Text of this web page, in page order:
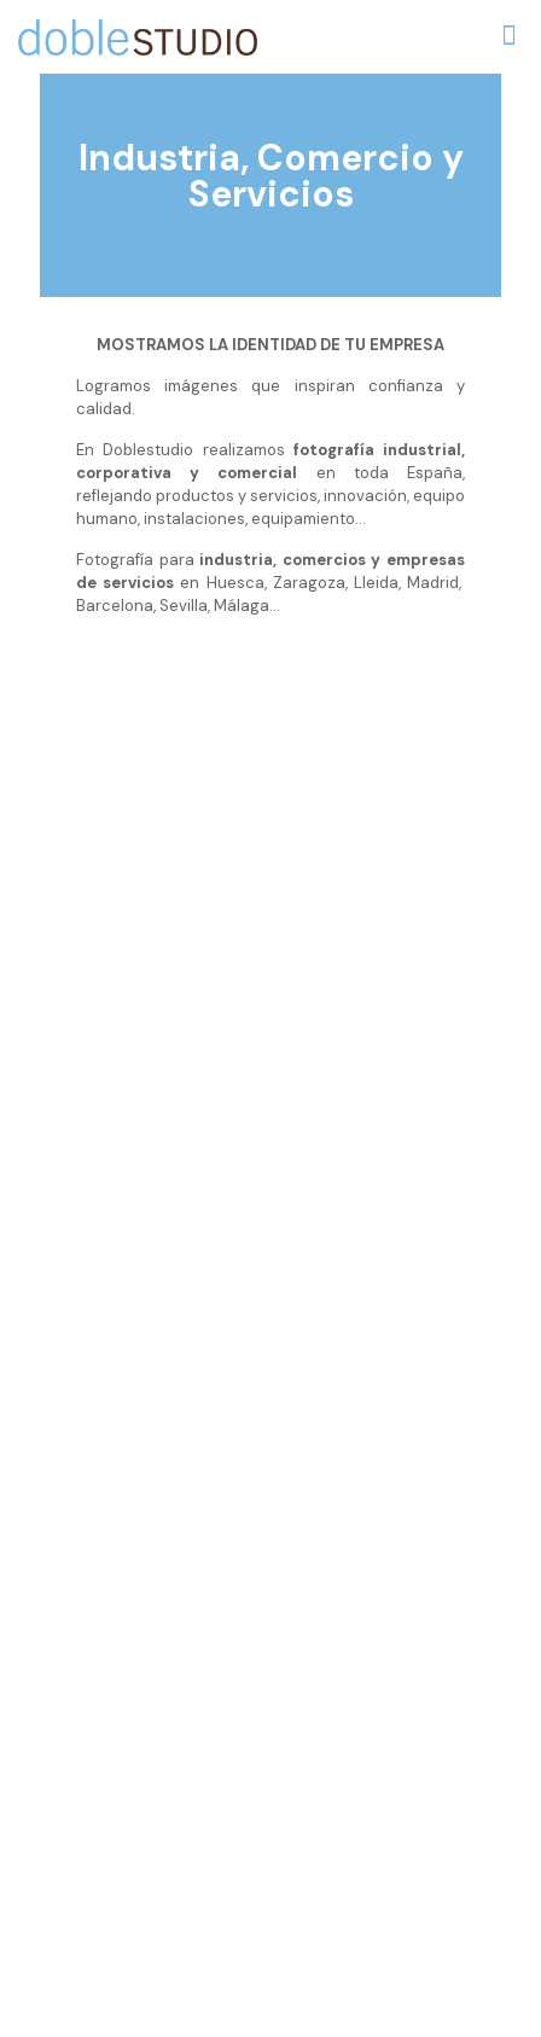
Industria, Comercio y
Servicios
MOSTRAMOS LA IDENTIDAD DE TU EMPRESA
Logramos imágenes que inspiran confianza y
calidad.
En Doblestudio realizamos fotografía industrial,
corporativa y comercial en toda España,
reflejando productos y servicios, innovación, equipo
humano, instalaciones, equipamiento…
Fotografía para industria, comercios y empresas
de servicios en Huesca, Zaragoza, Lleida, Madrid,
Barcelona, Sevilla, Málaga…